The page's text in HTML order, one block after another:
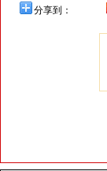
分享到：